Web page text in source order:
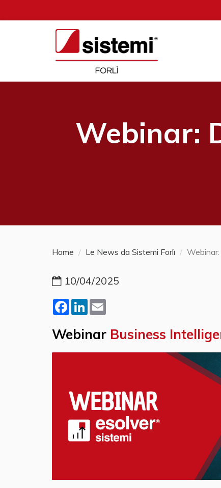
Webinar:
Home Le News da Sistemi Forlì
10/04/2025
Facebook
LinkedIn
Webinar Business